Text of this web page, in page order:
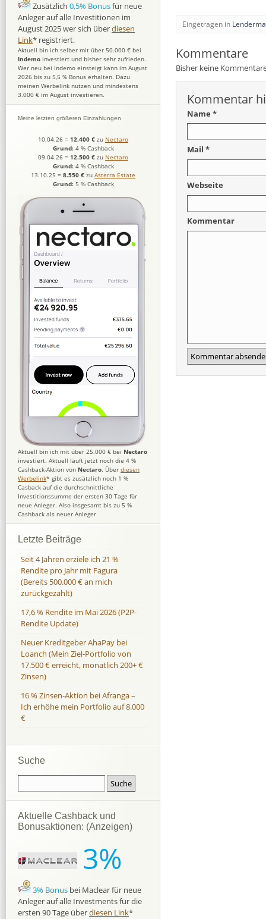
Eingetragen in
Kommentare
Bisher keine
Kommentar
Name *
Mail *
Webseite
Kommentar
Zusätzlich 0,5% Bonusfür neue
Anleger auf alle Investitionen im
August 2025 wer sich überdiesen
Link* registriert.
Aktuell bin ich selber mit über 50.000 € bei
Indemo investiert und bisher sehr zufrieden.
Wer neu bei Indemo einsteigt kann im August
2026 bis zu 5,5 % Bonus erhalten. Dazu
meinen Werbelink nutzen und mindestens
3.000 € im August investieren.
Meine letzten größeren Einzahlungen
10.04.26 = 12.400 € zu Nectaro
Grund: 4 % Cashback
09.04.26 = 12.500 € zu Nectaro
Grund: 4 % Cashback
13.10.25 = 8.550 € zu Asterra Estate
Grund: 5 % Cashback
Aktuell bin ich mit über 25.000 € bei Nectaro
investiert. Aktuell läuft jetzt noch die 4 %
Cashback-Aktion von Nectaro. Über diesen
Werbelink* gibt es zusätzlich noch 1 %
Casback auf die durchschnittliche
Investitionssumme der ersten 30 Tage für
neue Anleger. Also insgesamt bis zu 5 %
Cashback als neuer Anleger
Letzte Beiträge
Seit 4 Jahren erziele ich 21 %
Rendite pro Jahr mit Fagura
(Bereits 500.000 € an mich
zurückgezahlt)
17,6 % Rendite im Mai 2026 (P2P-
Rendite Update)
Neuer Kreditgeber AhaPay bei
Loanch (Mein Ziel-Portfolio von
17.500 € erreicht, monatlich 200+ €
Zinsen)
16 % Zinsen-Aktion bei Afranga –
Ich erhöhe mein Portfolio auf 8.000
€
Suche
Aktuelle Cashback und
Bonusaktionen: (Anzeigen)
3%
3% Bonus bei Maclear für neue
Anleger auf alle Investments für die
ersten 90 Tage überdiesen Link*